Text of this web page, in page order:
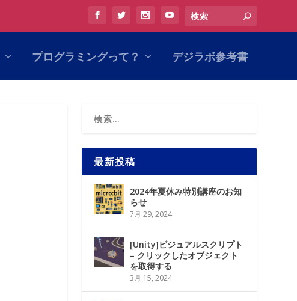
プログラミングって？ デジラボ参考書
最新投稿
2024年夏休み特別講座のお知
らせ
7月 29, 2024
[Unity]ビジュアルスクリプト
– クリックしたオブジェクト
を取得する
3月 15, 2024